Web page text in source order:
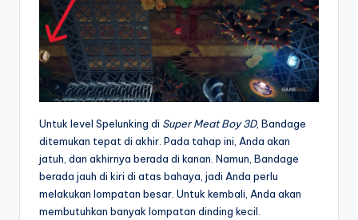
Untuk level Spelunking di Super Meat Boy 3D, Bandage
ditemukan tepat di akhir. Pada tahap ini, Anda akan
jatuh, dan akhirnya berada di kanan. Namun, Bandage
berada jauh di kiri di atas bahaya, jadi Anda perlu
melakukan lompatan besar. Untuk kembali, Anda akan
membutuhkan banyak lompatan dinding kecil.